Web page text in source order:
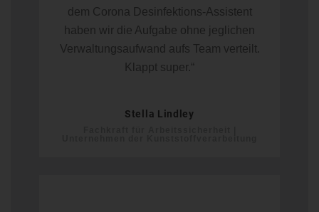
dem Corona Desinfektions-Assistent
haben wir die Aufgabe ohne jeglichen
Verwaltungsaufwand aufs Team verteilt.
Klappt super.“
Stella Lindley